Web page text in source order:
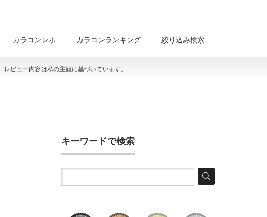
カラコンレポ カラコンランキング 絞り込み検索
ビュー内容は私の主観に基づいています。
キーワードで検索